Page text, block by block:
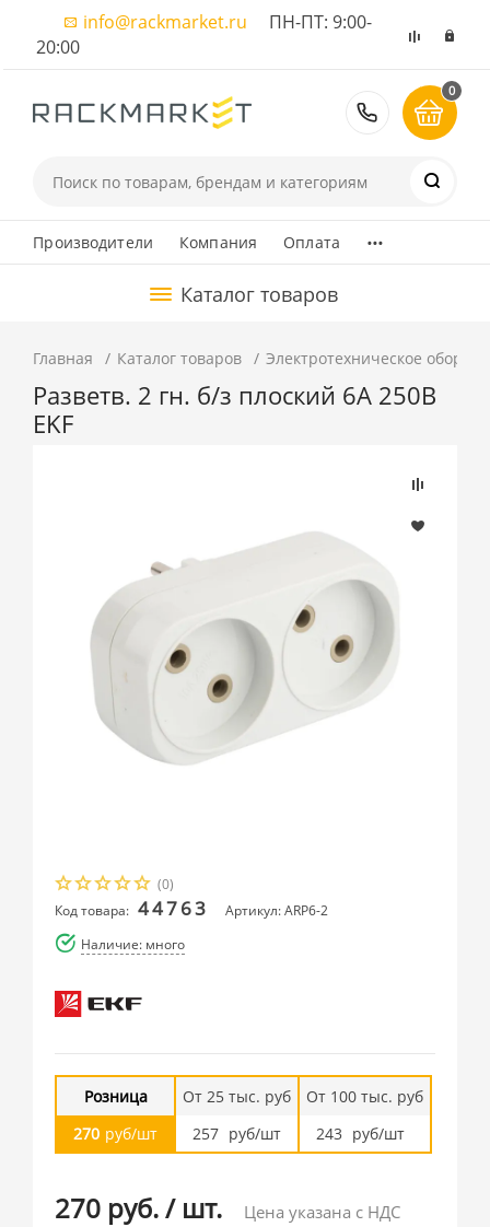
info@rackmarket.ru ПН-ПТ: 9:00-
20:00
8 (495)
0
Производители Компания Оплата ...
Каталог товаров
Главная Каталог товаров Электротехническое
Разветв. 2 гн. б/з плоский 6А 250B
EKF
(0)
Код товара: 44763
Артикул: ARP6-2
Наличие: много
Розница
270 руб/шт
От 25 тыс. руб
257 руб/шт
От 100 тыс. руб
243 руб/шт
270 руб./ шт. Цена указана с НДС